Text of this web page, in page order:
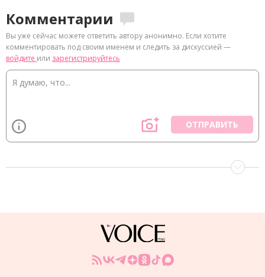
Комментарии
Вы уже сейчас можете ответить автору анонимно. Если хотите
комментировать под своим именем и следить за дискуссией —
войдите или зарегистрируйтесь
ОТПРАВИТЬ